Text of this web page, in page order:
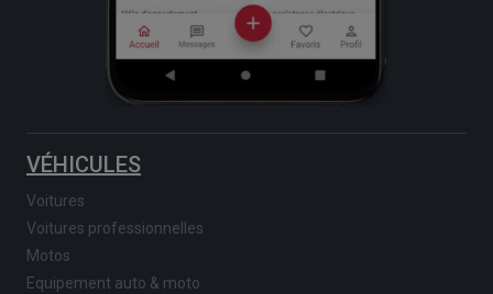
VÉHICULES
Voitures
Voitures professionnelles
Motos
Equipement auto & moto